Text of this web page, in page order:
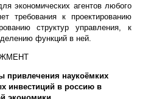
экономических агентов любого
требования к проектированию
структур управления, к
функций в ней.
наукоёмких
инвестиций в россию в
экономики